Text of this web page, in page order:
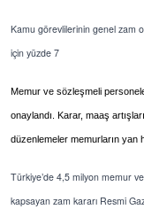
Kamu görevlilerinin genel zam
için yüzde 7
Memur ve sözleşmeli
onaylandı. Karar, maaş
düzenlemeler memurların yan
Türkiye’de 4,5 milyon memur
kapsayan zam kararı Resmi